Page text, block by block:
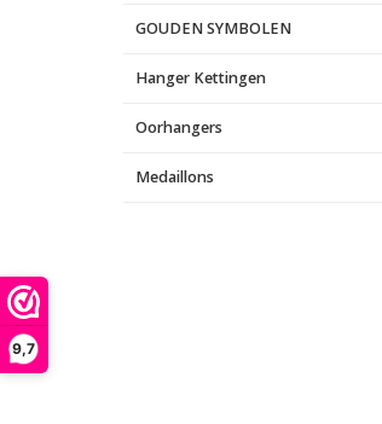
9,7
GOUDEN SYMBOLEN
Hanger Kettingen
Oorhangers
Medaillons